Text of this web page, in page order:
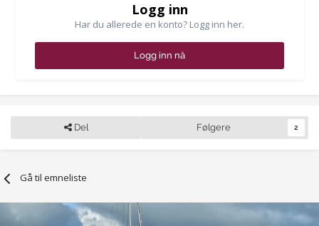
Logg inn
Har du allerede en konto? Logg inn her.
Logg inn nå
Del Følgere 2
Gå til emneliste